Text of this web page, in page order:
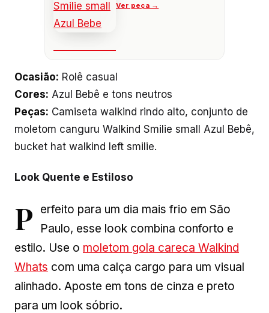
Ocasião: Rolê casual
Cores: Azul Bebê e tons neutros
Peças: Camiseta walkind rindo alto, conjunto de
moletom canguru Walkind Smilie small Azul Bebê,
bucket hat walkind left smilie.
Look Quente e Estiloso
P
erfeito para um dia mais frio em São
Paulo, esse look combina conforto e
estilo. Use o moletom gola careca Walkind
Whats com uma calça cargo para um visual
alinhado. Aposte em tons de cinza e preto
para um look sóbrio.